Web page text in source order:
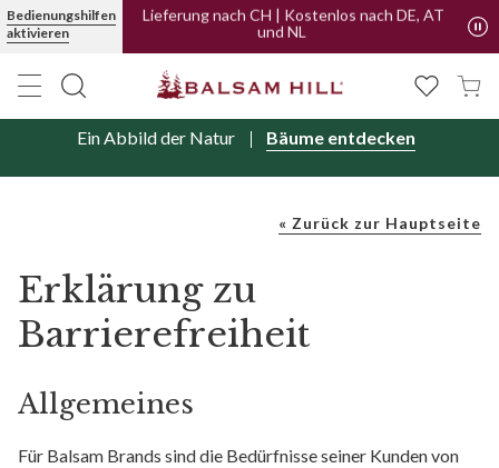
Bedienungshilfen
aktivieren
Lieferung nach CH | Kostenlos nach DE, AT
und NL
Mehr erfahren
Ein Abbild der Natur Bäume entdecken
« Zurück zur Hauptseite
Erklärung zu
Barrierefreiheit
Allgemeines
Für Balsam Brands sind die Bedürfnisse seiner Kunden von